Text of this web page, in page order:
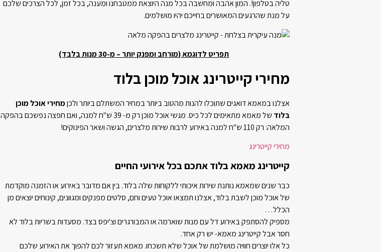
טליה בטלפון!. המון אהבה ומחשבה בכל מנה היוצאת ממטבחנו ומענה, בכל זמן, לכל הצרכים שלכם
על מנת שהרגעים המאושרים בחייכם יהיו מושלמים.
תפריט לדוגמא (מורחב ומפנק יותר – מ-30 מנות בלבד)
מחירי קייטרינג אוכל מוכן בלוד
אצלנו במאמא דואגים שתוכלו להנות מהטוב ביותר במחיר המשתלם ביותר ולכןמחירי אוכל מוכן
בלוד
של מאמא מתאימים לכל כיס. מגשי אוכל מוכן רק מ- 39 ש"ח למנה, ואם חפצה נפשכם בהפקה
המלאה: רק 110 ש"ח למנה באירוע לרבות שירות מלצרים, הגשה ושאר הפינוקים!
מחירי קייטרינג
קייטרינג מאמא בלוד אתכם בכל אירועי החיים
כבר שנים שמאמא נותנת שירות איכותי ללקוחות שלה בלוד. בין אם מדובר באירוע או הזמנה מוקדמת
של אוכל מוכן לשבת בלוד, אצלנו תמצאו אוכל טעים וחם, סלטים מפנקים ומגוונים, קינוחים יוצאים מן
הכלל…
מספיק להסתפק באירוע דל עם מנות שוארמה או המבורגרים וצ'יפס בצד. מסעדות בשריות בלוד לא
חסר אבל קייטרינג מאמא- יש רק אחד.
כל אלו יוצרים חוויה מושלמת של אוכל שלא תשכחו. מאמא תעזור לכם להפוך את האירוע שלכם